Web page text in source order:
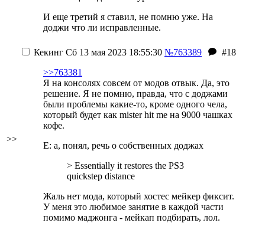
И еще третий я ставил, не помню уже. На
доджи что ли исправленные.
>>
Кекинг Сб 13 мая 2023 18:55:30 №763389
#18
>>763381
Я на консолях совсем от модов отвык. Да, это
решение. Я не помню, правда, что с доджами
были проблемы какие-то, кроме одного чела,
который будет как mister hit me на 9000 чашках
кофе.
E: а, понял, речь о собственных доджах
> Essentially it restores the PS3
quickstep distance
Жаль нет мода, который хостес мейкер фиксит.
У меня это любимое занятие в каждой части
помимо маджонга - мейкап подбирать, лол.